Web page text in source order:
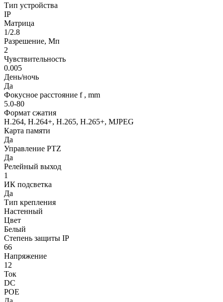
Тип устройства
IP
Матрица
1/2.8
Разрешение, Мп
2
Чувствительность
0.005
День/ночь
Да
Фокусное расстояние f , mm
5.0-80
Формат сжатия
H.264, H.264+, H.265, H.265+, MJPEG
Карта памяти
Да
Управление PTZ
Да
Релейный выход
1
ИК подсветка
Да
Тип крепления
Настенный
Цвет
Белый
Степень защиты IP
66
Напряжение
12
Ток
DC
POE